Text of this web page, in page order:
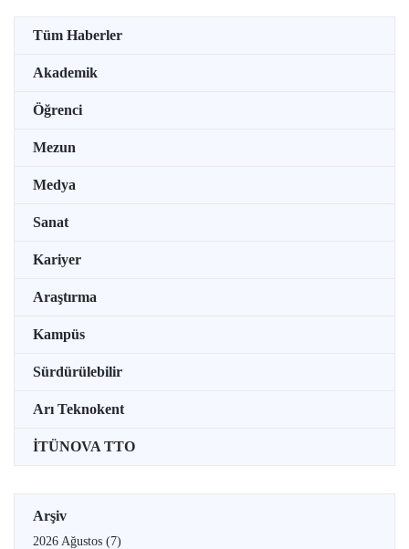
Tüm Haberler
Akademik
Öğrenci
Mezun
Medya
Sanat
Kariyer
Araştırma
Kampüs
Sürdürülebilir
Arı Teknokent
İTÜNOVA TTO
Arşiv
2026 Ağustos (7)